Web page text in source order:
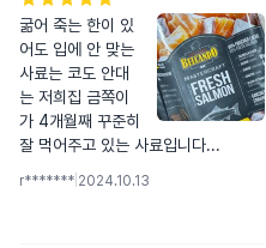
굶어 죽는 한이 있
어도 입에 안 맞는
사료는 코도 안대
는 저희집 금쪽이
가 4개월째 꾸준히
잘 먹어주고 있는 사료입니다...
r******* 2024.10.13